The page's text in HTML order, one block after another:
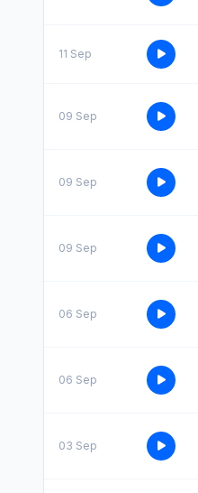
11 Sep
09 Sep
09 Sep
09 Sep
06 Sep
06 Sep
03 Sep